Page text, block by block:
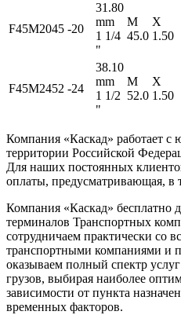
F45M2045 -20
31.80
mm
1 1/4
"
M
45.0
X
1.50
F45M2452 -24
38.10
mm
1 1/2
"
M
52.0
X
1.50
Компания «Каскад» работает
территории Российской
Для наших постоянных
оплаты, предусматривающая, в
Компания «Каскад» бесплатно
терминалов Транспортных
сотрудничаем практически со
транспортными компаниями и
оказываем полный спектр
грузов, выбирая наиболее
зависимости от пункта
временных факторов.